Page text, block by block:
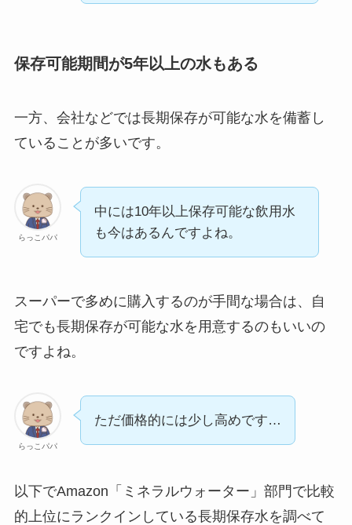
保存可能期間が5年以上の水もある
一方、会社などでは長期保存が可能な水を備蓄し
ていることが多いです。
らっこパパ
中には10年以上保存可能な飲用水
も今はあるんですよね。
スーパーで多めに購入するのが手間な場合は、自
宅でも長期保存が可能な水を用意するのもいいの
ですよね。
らっこパパ
ただ価格的には少し高めです…
以下でAmazon「ミネラルウォーター」部門で比較
的上位にランクインしている長期保存水を調べて